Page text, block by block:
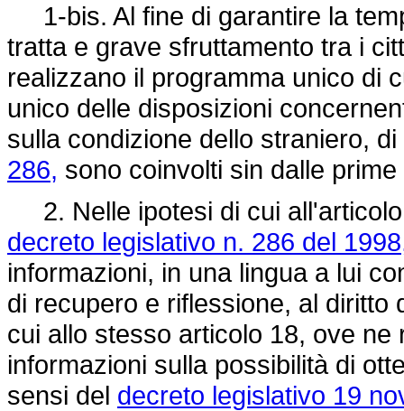
1-bis. Al fine di garantire la
tratta e grave sfruttamento tra i
realizzano il programma unico di
unico delle disposizioni
sulla condizione dello straniero,
286, sono coinvolti sin dalle
2. Nelle ipotesi di cui
decreto legislativo n. 286 del
informazioni, in una lingua a lui
di recupero e riflessione, al diritto
cui allo stesso articolo 18, ove
informazioni sulla possibilità di
sensi del decreto legislativo 19